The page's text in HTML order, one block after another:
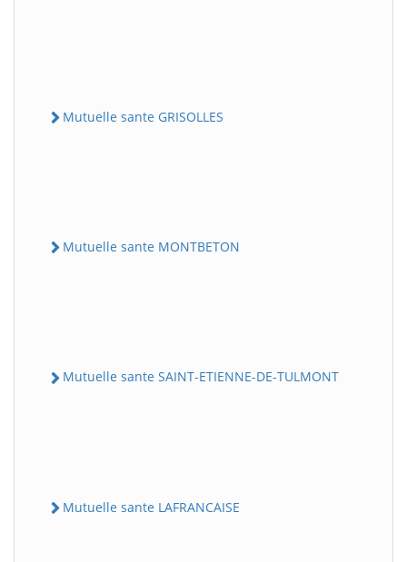
Mutuelle sante GRISOLLES
Mutuelle sante MONTBETON
Mutuelle sante SAINT-ETIENNE-DE-TULMONT
Mutuelle sante LAFRANCAISE